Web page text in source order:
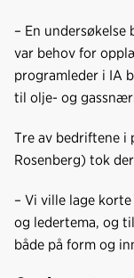
– En
var behov for
programleder i IA
til olje- og
Tre av bedriftene i
Rosenberg) tok
– Vi ville lage
og ledertema, og
både på form og